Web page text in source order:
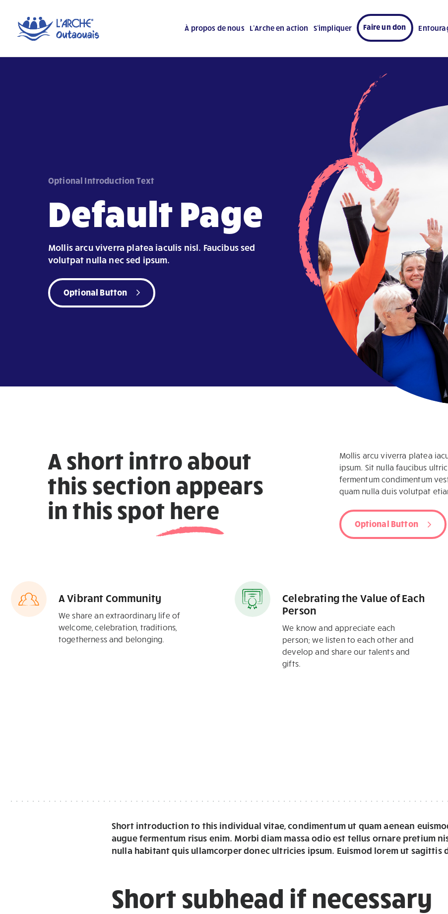
À propos de nous L’Arche en action S’impliquer Faire un don
Optional Introduction Text
Default Page
Mollis arcu viverra platea iaculis nisl. Faucibus sed
volutpat nulla nec sed ipsum.
Optional Button
A short intro about
this section appears
in this spot here
Mollis arcu viverra platea
ipsum. Sit nulla faucibus
fermentum condimentum
quam nulla duis volutpat
Optional Button
A Vibrant Community
We share an extraordinary life of
welcome, celebration, traditions,
togetherness and belonging.
Celebrating the Value of Each
Person
We know and appreciate each
person; we listen to each other and
develop and share our talents and
gifts.
Short introduction to this individual vitae, condimentum ut quam aenean
augue fermentum risus enim. Morbi diam massa odio est tellus ornare pretium
nulla habitant quis ullamcorper donec ultricies ipsum. Euismod lorem ut sagittis
Short subhead if necessary